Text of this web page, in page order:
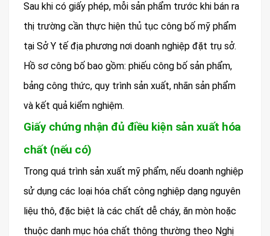
Sau khi có giấy phép, mỗi sản phẩm trước khi bán ra
thị trường cần thực hiện thủ tục công bố mỹ phẩm
tại Sở Y tế địa phương nơi doanh nghiệp đặt trụ sở.
Hồ sơ công bố bao gồm: phiếu công bố sản phẩm,
bảng công thức, quy trình sản xuất, nhãn sản phẩm
và kết quả kiểm nghiệm.
Giấy chứng nhận đủ điều kiện sản xuất hóa
chất (nếu có)
Trong quá trình sản xuất mỹ phẩm, nếu doanh nghiệp
sử dụng các loại hóa chất công nghiệp dạng nguyên
liệu thô, đặc biệt là các chất dễ cháy, ăn mòn hoặc
thuộc danh mục hóa chất thông thường theo Nghị